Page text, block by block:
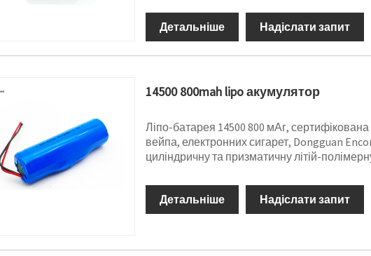
Детальніше Надіслати запит
14500 800mah lipo акумулятор
Ліпо-батарея 14500 800 мАг,
вейпа, електронних сигарет, Dongguan
циліндричну та призматичну літій-
Детальніше Надіслати запит